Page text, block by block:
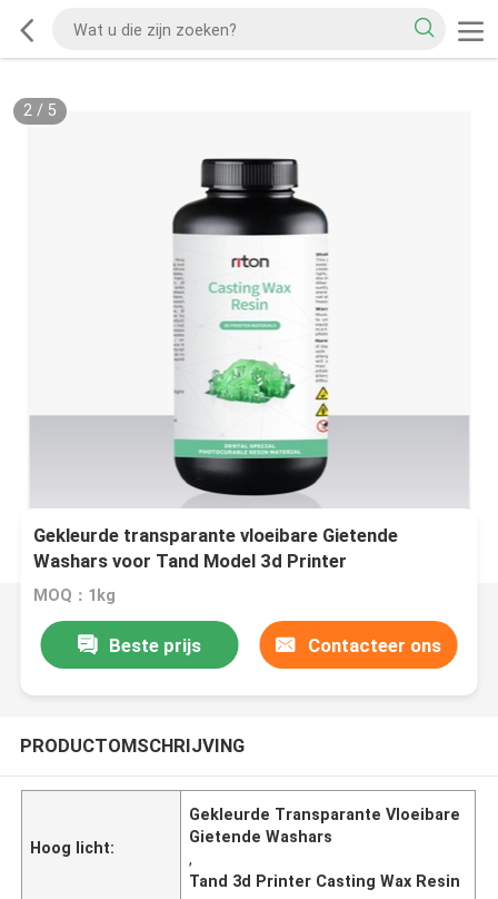
2/ 5
Gekleurde transparante vloeibare Gietende
Washars voor Tand Model 3d Printer
MOQ：1kg
Beste prijs Contacteer ons
PRODUCTOMSCHRIJVING
Hoog licht:
Gekleurde Transparante Vloeibare
Gietende Washars
,
Tand 3d Printer Casting Wax Resin